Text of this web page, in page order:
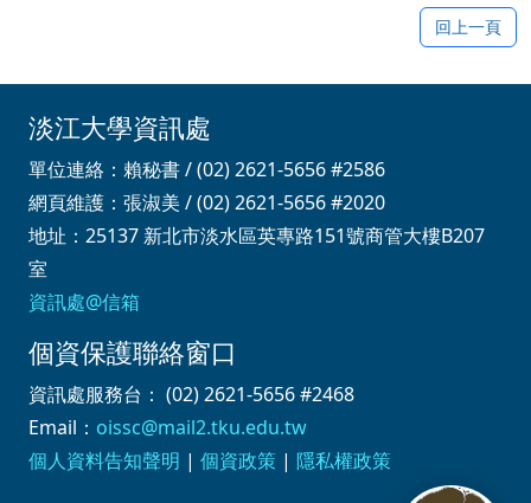
回上一頁
淡江大學資訊處
單位連絡：賴秘書 / (02) 2621-5656 #2586
網頁維護：張淑美 / (02) 2621-5656 #2020
地址：25137 新北市淡水區英專路151號商管大樓B207
室
資訊處@信箱
個資保護聯絡窗口
資訊處服務台： (02) 2621-5656 #2468
Email： oissc@mail2.tku.edu.tw
個人資料告知聲明 | 個資政策 | 隱私權政策